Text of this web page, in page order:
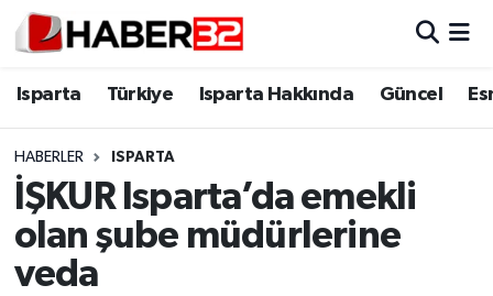
Isparta Türkiye Isparta Hakkında Güncel
HABERLER ISPARTA
İŞKUR Isparta’da emekli
olan şube müdürlerine
veda
Isparta
Esnaf Diyor ki;
ASAYİŞ
Isparta Nöbetçi Eczaneler
Isparta Trafik Yoğunluk Haritası
Süper Lig Puan Durumu ve Fikstür